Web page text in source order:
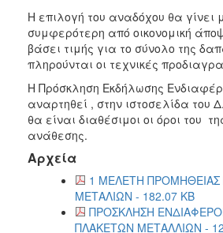
H επιλογή του αναδόχου θα γίνει
συμφερότερη από οικονομική
βάσει τιμής για το σύνολο της
πληρούνται οι τεχνικές
Η Πρόσκληση Εκδήλωσης
αναρτηθεί , στην ιστοσελίδα του
θα είναι διαθέσιμοι οι όροι του
ανάθεσης.
Αρχεία
1 ΜΕΛΕΤΗ
ΜΕΤΑΛΙΩΝ - 182.07 KB
ΠΡΟΣΚΛΗΣΗ
ΠΛΑΚΕΤΩΝ ΜΕΤΑΛΛΙΩΝ -